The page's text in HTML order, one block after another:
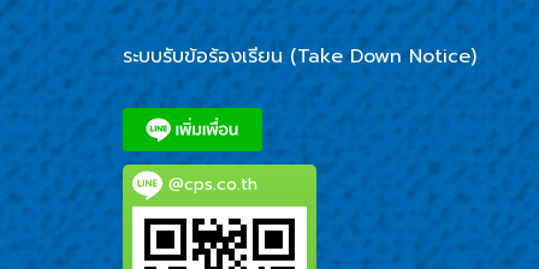
ระบบรับข้อร้องเรียน (Take Down Notice)
@cps.co.th